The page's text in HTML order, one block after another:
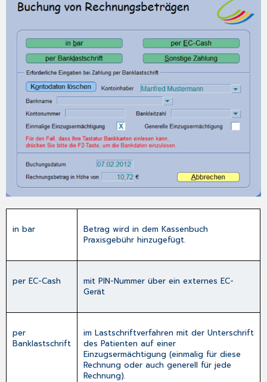
in bar Betrag wird in demKassenbuch
Praxisgebühr hinzugefügt.
per EC-Cash
mit PIN-Nummer über ein externes EC-
Gerät
per
Banklastschrift
im Lastschriftverfahren mit der Unterschrift
des Patienten auf einer
Einzugsermächtigung (einmalig für diese
Rechnung oder auch generell für jede
Rechnung).